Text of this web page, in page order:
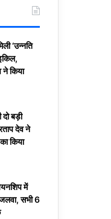
‘उन्नति
किया
बड़ी
देव ने
किया
में
सभी 6